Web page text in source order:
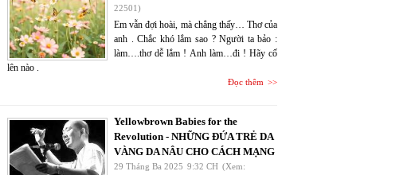
22501)
Em vẫn đợi hoài, mà chẳng thấy… Thơ của
anh . Chắc khó lắm sao ? Người ta bảo :
làm….thơ dễ lắm ! Anh làm…đi ! Hãy cố
lên nào .
Đọc thêm
Yellowbrown Babies for the
Revolution - NHỮNG ĐỨA TRẺ DA
VÀNG DA NÂU CHO CÁCH MẠNG
29 Tháng Ba 2025 9:32 CH (Xem: